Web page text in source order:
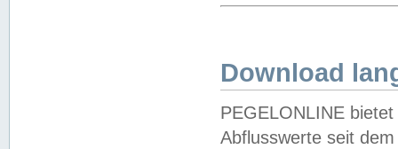
Download
PEGELONLINE
Abflusswerte seit